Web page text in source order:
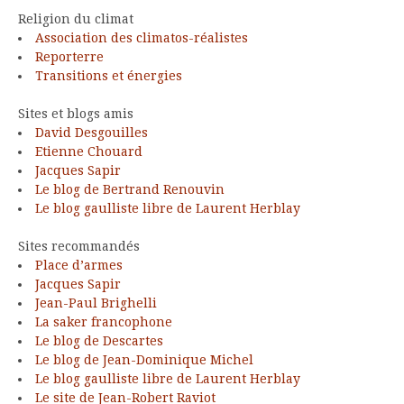
Religion du climat
Association des climatos-réalistes
Reporterre
Transitions et énergies
Sites et blogs amis
David Desgouilles
Etienne Chouard
Jacques Sapir
Le blog de Bertrand Renouvin
Le blog gaulliste libre de Laurent Herblay
Sites recommandés
Place d’armes
Jacques Sapir
Jean-Paul Brighelli
La saker francophone
Le blog de Descartes
Le blog de Jean-Dominique Michel
Le blog gaulliste libre de Laurent Herblay
Le site de Jean-Robert Raviot